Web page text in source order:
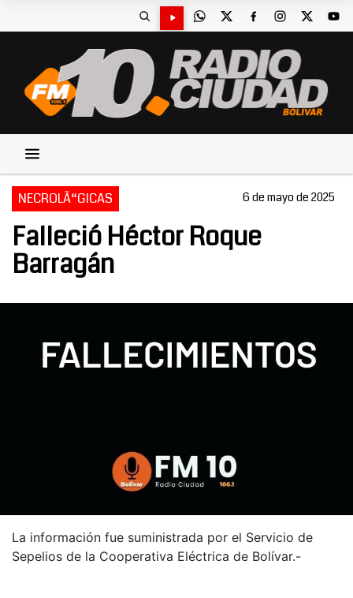
NECROLÃ“GICAS 6 de mayo de 2025
Falleció Héctor Roque
Barragán
La información fue suministrada por el Servicio de
Sepelios de la Cooperativa Eléctrica de Bolívar.-